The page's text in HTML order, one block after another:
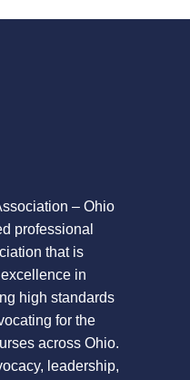
– Ohio
professional
that is
in
high standards
for the
across Ohio.
leadership,